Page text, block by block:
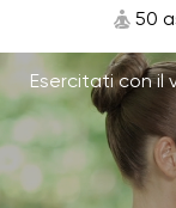
50
Esercitati con il